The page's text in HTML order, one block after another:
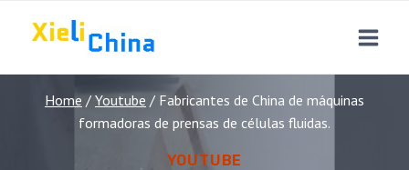
Home / Youtube / Fabricantes de China de máquinas
formadoras de prensas de células fluidas.
YOUTUBE